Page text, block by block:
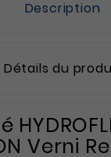
Description
Détails du
Verni